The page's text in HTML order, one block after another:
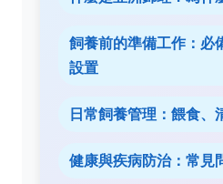
飼養前的準備工作：必
設置
日常飼養管理：餵食、
健康與疾病防治：常見